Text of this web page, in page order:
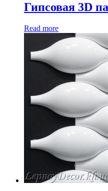
Гипсовая 3D
Read more